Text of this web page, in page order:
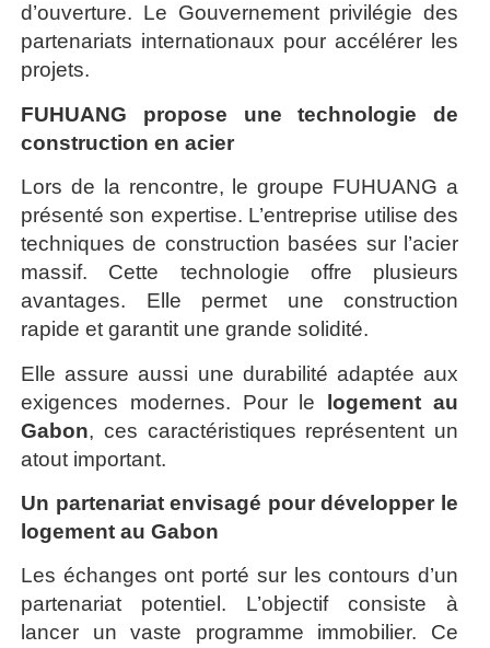
d’ouverture. Le Gouvernement privilégie des
partenariats internationaux pour accélérer les
projets.
FUHUANG propose une technologie de
construction en acier
Lors de la rencontre, le groupe FUHUANG a
présenté son expertise. L’entreprise utilise des
techniques de construction basées sur l’acier
massif. Cette technologie offre plusieurs
avantages. Elle permet une construction
rapide et garantit une grande solidité.
Elle assure aussi une durabilité adaptée aux
exigences modernes. Pour le logement au
Gabon, ces caractéristiques représentent un
atout important.
Un partenariat envisagé pour développer le
logement au Gabon
Les échanges ont porté sur les contours d’un
partenariat potentiel. L’objectif consiste à
lancer un vaste programme immobilier. Ce